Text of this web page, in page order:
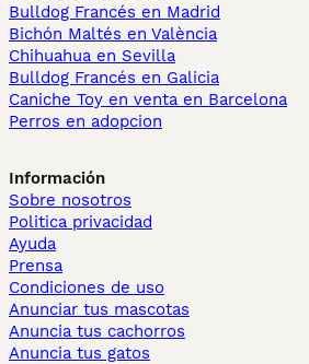
Bulldog Francés en Madrid
Bichón Maltés en València
Chihuahua en Sevilla
Bulldog Francés en Galicia
Caniche Toy en venta en Barcelona
Perros en adopcion
Información
Sobre nosotros
Politica privacidad
Ayuda
Prensa
Condiciones de uso
Anunciar tus mascotas
Anuncia tus cachorros
Anuncia tus gatos